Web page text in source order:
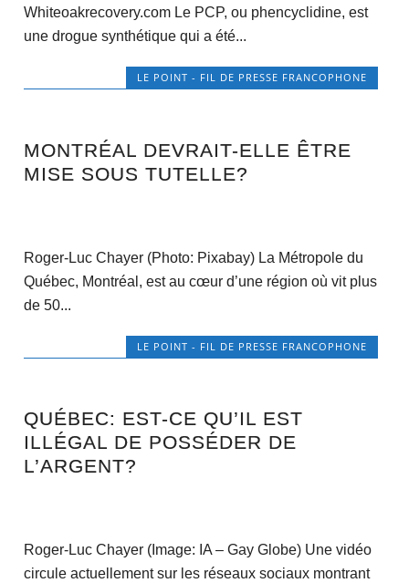
Whiteoakrecovery.com Le PCP, ou phencyclidine, est
une drogue synthétique qui a été...
LE POINT - FIL DE PRESSE FRANCOPHONE
MONTRÉAL DEVRAIT-ELLE ÊTRE
MISE SOUS TUTELLE?
Roger-Luc Chayer (Photo: Pixabay) La Métropole du
Québec, Montréal, est au cœur d’une région où vit plus
de 50...
LE POINT - FIL DE PRESSE FRANCOPHONE
QUÉBEC: EST-CE QU’IL EST
ILLÉGAL DE POSSÉDER DE
L’ARGENT?
Roger-Luc Chayer (Image: IA – Gay Globe) Une vidéo
circule actuellement sur les réseaux sociaux montrant